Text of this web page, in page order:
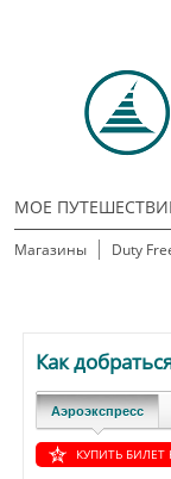
МОЕ
Магазины Duty
Как
Аэроэкспресс
КУПИТЬ БИЛЕТ